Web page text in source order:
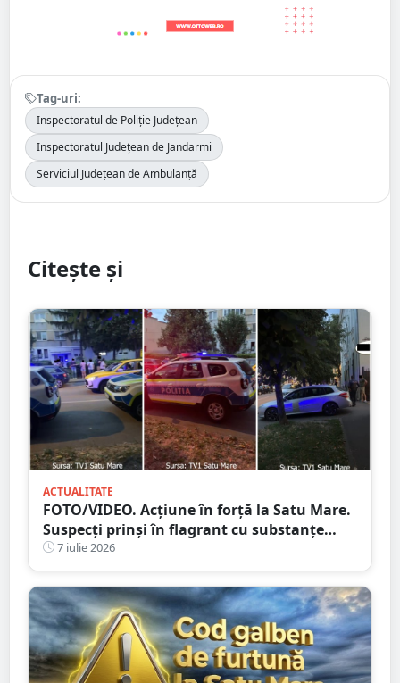
Tag-uri:
Inspectoratul de Poliție Județean
Inspectoratul Județean de Jandarmi
Serviciul Județean de Ambulanță
Citește și
ACTUALITATE
FOTO/VIDEO. Acțiune în forță la Satu Mare.
Suspecți prinși în flagrant cu substanțe
suspecte de droguri
7 iulie 2026